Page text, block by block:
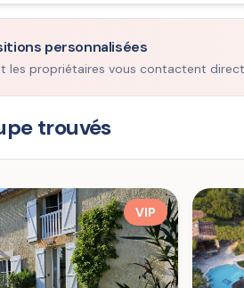
personnalisées
les propriétaires vous contactent
trouvés
VIP